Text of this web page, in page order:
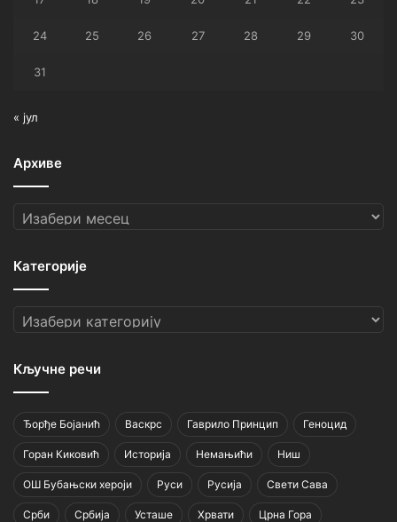
24 25 26 27 28 29 30
31
« јул
Архиве
Архиве
Категорије
Категорије
Кључне речи
Ђорђе Бојанић Васкрс Гаврило Принцип Геноцид
Горан Киковић Историја Немањићи Ниш
ОШ Бубањски хероји Руси Русија Свети Сава
Срби Србија Усташе Хрвати Црна Гора